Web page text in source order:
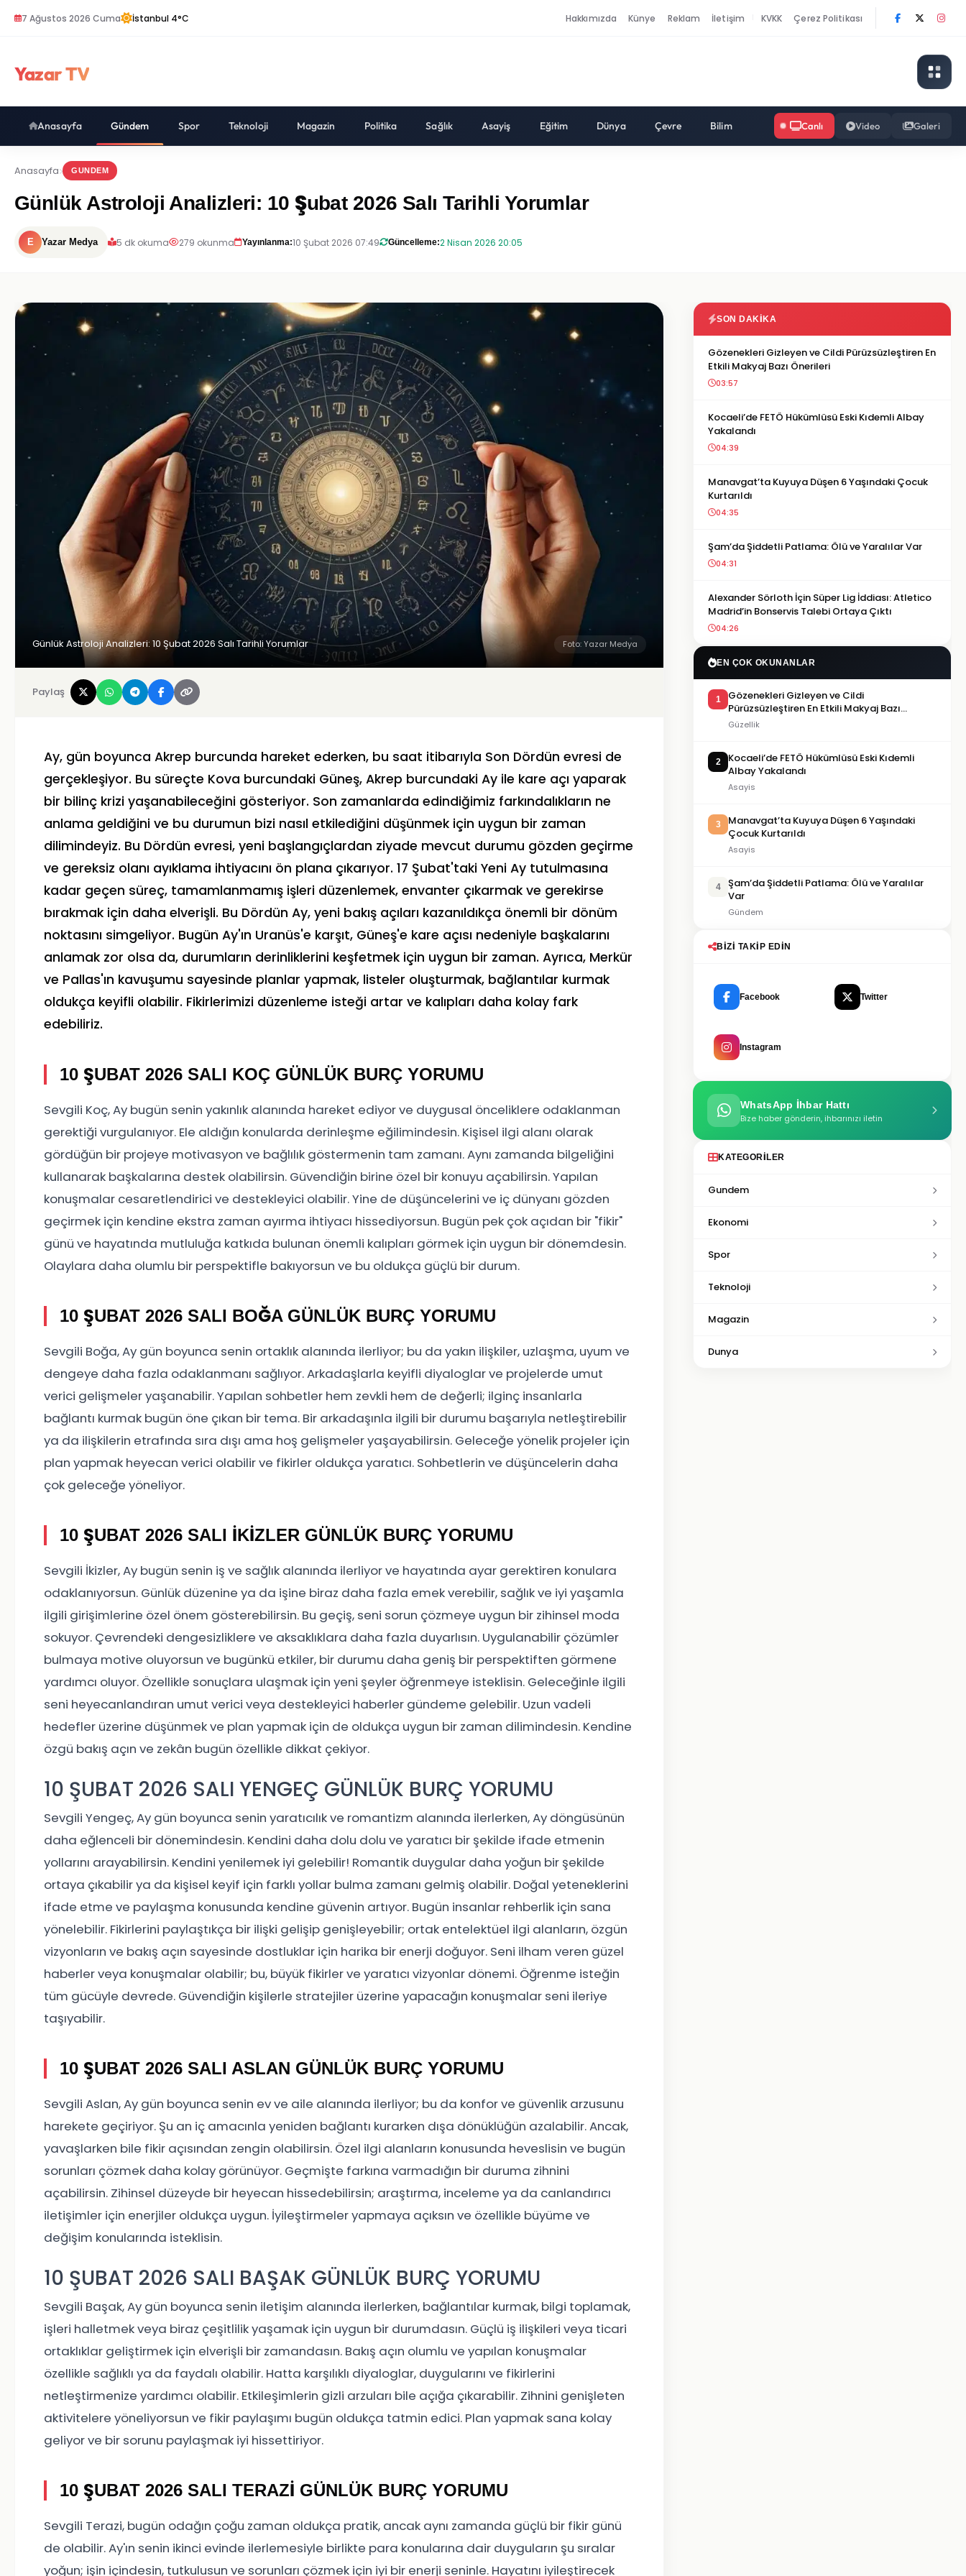
7 Ağustos 2026 Cuma İstanbul 4°C Hakkımızda Künye Reklam İletişim KVKK Çerez Politikası
Yazar TV
Anasayfa Gündem Spor Teknoloji Magazin Politika Sağlık Asayiş Eğitim Dünya Çevre Bilim Canlı Video Galeri
Anasayfa GUNDEM
Günlük Astroloji Analizleri: 10 Şubat 2026 Salı Tarihli Yorumlar
E Yazar Medya 5 dk okuma 279 okunma Yayınlanma:10 Şubat 2026 07:49 Güncelleme:2 Nisan 2026 20:05
Günlük Astroloji Analizleri: 10 Şubat 2026 Salı Tarihli Yorumlar Foto: Yazar Medya
Paylaş
Ay, gün boyunca Akrep burcunda hareket ederken, bu saat itibarıyla Son Dördün evresi de
gerçekleşiyor. Bu süreçte Kova burcundaki Güneş, Akrep burcundaki Ay ile kare açı yaparak
bir bilinç krizi yaşanabileceğini gösteriyor. Son zamanlarda edindiğimiz farkındalıkların ne
anlama geldiğini ve bu durumun bizi nasıl etkilediğini düşünmek için uygun bir zaman
dilimindeyiz. Bu Dördün evresi, yeni başlangıçlardan ziyade mevcut durumu gözden geçirme
ve gereksiz olanı ayıklama ihtiyacını ön plana çıkarıyor. 17 Şubat'taki Yeni Ay tutulmasına
kadar geçen süreç, tamamlanmamış işleri düzenlemek, envanter çıkarmak ve gerekirse
bırakmak için daha elverişli. Bu Dördün Ay, yeni bakış açıları kazanıldıkça önemli bir dönüm
noktasını simgeliyor. Bugün Ay'ın Uranüs'e karşıt, Güneş'e kare açısı nedeniyle başkalarını
anlamak zor olsa da, durumların derinliklerini keşfetmek için uygun bir zaman. Ayrıca, Merkür
ve Pallas'ın kavuşumu sayesinde planlar yapmak, listeler oluşturmak, bağlantılar kurmak
oldukça keyifli olabilir. Fikirlerimizi düzenleme isteği artar ve kalıpları daha kolay fark
edebiliriz.
10 ŞUBAT 2026 SALI KOÇ GÜNLÜK BURÇ YORUMU
Sevgili Koç, Ay bugün senin yakınlık alanında hareket ediyor ve duygusal önceliklere odaklanman
gerektiği vurgulanıyor. Ele aldığın konularda derinleşme eğilimindesin. Kişisel ilgi alanı olarak
gördüğün bir projeye motivasyon ve bağlılık göstermenin tam zamanı. Aynı zamanda bilgeliğini
kullanarak başkalarına destek olabilirsin. Güvendiğin birine özel bir konuyu açabilirsin. Yapılan
konuşmalar cesaretlendirici ve destekleyici olabilir. Yine de düşüncelerini ve iç dünyanı gözden
geçirmek için kendine ekstra zaman ayırma ihtiyacı hissediyorsun. Bugün pek çok açıdan bir "fikir"
günü ve hayatında mutluluğa katkıda bulunan önemli kalıpları görmek için uygun bir dönemdesin.
Olaylara daha olumlu bir perspektifle bakıyorsun ve bu oldukça güçlü bir durum.
10 ŞUBAT 2026 SALI BOĞA GÜNLÜK BURÇ YORUMU
Sevgili Boğa, Ay gün boyunca senin ortaklık alanında ilerliyor; bu da yakın ilişkiler, uzlaşma, uyum ve
dengeye daha fazla odaklanmanı sağlıyor. Arkadaşlarla keyifli diyaloglar ve projelerde umut
verici gelişmeler yaşanabilir. Yapılan sohbetler hem zevkli hem de değerli; ilginç insanlarla
bağlantı kurmak bugün öne çıkan bir tema. Bir arkadaşınla ilgili bir durumu başarıyla netleştirebilir
ya da ilişkilerin etrafında sıra dışı ama hoş gelişmeler yaşayabilirsin. Geleceğe yönelik projeler için
plan yapmak heyecan verici olabilir ve fikirler oldukça yaratıcı. Sohbetlerin ve düşüncelerin daha
çok geleceğe yöneliyor.
10 ŞUBAT 2026 SALI İKİZLER GÜNLÜK BURÇ YORUMU
Sevgili İkizler, Ay bugün senin iş ve sağlık alanında ilerliyor ve hayatında ayar gerektiren konulara
odaklanıyorsun. Günlük düzenine ya da işine biraz daha fazla emek verebilir, sağlık ve iyi yaşamla
ilgili girişimlerine özel önem gösterebilirsin. Bu geçiş, seni sorun çözmeye uygun bir zihinsel moda
sokuyor. Çevrendeki dengesizliklere ve aksaklıklara daha fazla duyarlısın. Uygulanabilir çözümler
bulmaya motive oluyorsun ve bugünkü etkiler, bir durumu daha geniş bir perspektiften görmene
yardımcı oluyor. Özellikle sonuçlara ulaşmak için yeni şeyler öğrenmeye isteklisin. Geleceğinle ilgili
seni heyecanlandıran umut verici veya destekleyici haberler gündeme gelebilir. Uzun vadeli
hedefler üzerine düşünmek ve plan yapmak için de oldukça uygun bir zaman dilimindesin. Kendine
özgü bakış açın ve zekân bugün özellikle dikkat çekiyor.
10 ŞUBAT 2026 SALI YENGEÇ GÜNLÜK BURÇ YORUMU
Sevgili Yengeç, Ay gün boyunca senin yaratıcılık ve romantizm alanında ilerlerken, Ay döngüsünün
daha eğlenceli bir dönemindesin. Kendini daha dolu dolu ve yaratıcı bir şekilde ifade etmenin
yollarını arayabilirsin. Kendini yenilemek iyi gelebilir! Romantik duygular daha yoğun bir şekilde
ortaya çıkabilir ya da kişisel keyif için farklı yollar bulma zamanı gelmiş olabilir. Doğal yeteneklerini
ifade etme ve paylaşma konusunda kendine güvenin artıyor. Bugün insanlar rehberlik için sana
yönelebilir. Fikirlerini paylaştıkça bir ilişki gelişip genişleyebilir; ortak entelektüel ilgi alanların, özgün
vizyonların ve bakış açın sayesinde dostluklar için harika bir enerji doğuyor. Seni ilham veren güzel
haberler veya konuşmalar olabilir; bu, büyük fikirler ve yaratıcı vizyonlar dönemi. Öğrenme isteğin
tüm gücüyle devrede. Güvendiğin kişilerle stratejiler üzerine yapacağın konuşmalar seni ileriye
taşıyabilir.
10 ŞUBAT 2026 SALI ASLAN GÜNLÜK BURÇ YORUMU
Sevgili Aslan, Ay gün boyunca senin ev ve aile alanında ilerliyor; bu da konfor ve güvenlik arzusunu
harekete geçiriyor. Şu an iç amacınla yeniden bağlantı kurarken dışa dönüklüğün azalabilir. Ancak,
yavaşlarken bile fikir açısından zengin olabilirsin. Özel ilgi alanların konusunda heveslisin ve bugün
sorunları çözmek daha kolay görünüyor. Geçmişte farkına varmadığın bir duruma zihnini
açabilirsin. Zihinsel düzeyde bir heyecan hissedebilirsin; araştırma, inceleme ya da canlandırıcı
iletişimler için enerjiler oldukça uygun. İyileştirmeler yapmaya açıksın ve özellikle büyüme ve
değişim konularında isteklisin.
10 ŞUBAT 2026 SALI BAŞAK GÜNLÜK BURÇ YORUMU
Sevgili Başak, Ay gün boyunca senin iletişim alanında ilerlerken, bağlantılar kurmak, bilgi toplamak,
işleri halletmek veya biraz çeşitlilik yaşamak için uygun bir durumdasın. Güçlü iş ilişkileri veya ticari
ortaklıklar geliştirmek için elverişli bir zamandasın. Bakış açın olumlu ve yapılan konuşmalar
özellikle sağlıklı ya da faydalı olabilir. Hatta karşılıklı diyaloglar, duygularını ve fikirlerini
netleştirmenize yardımcı olabilir. Etkileşimlerin gizli arzuları bile açığa çıkarabilir. Zihnini genişleten
aktivitelere yöneliyorsun ve fikir paylaşımı bugün oldukça tatmin edici. Plan yapmak sana kolay
geliyor ve bir sorunu paylaşmak iyi hissettiriyor.
10 ŞUBAT 2026 SALI TERAZİ GÜNLÜK BURÇ YORUMU
Sevgili Terazi, bugün odağın çoğu zaman oldukça pratik, ancak aynı zamanda güçlü bir fikir günü
de olabilir. Ay'ın senin ikinci evinde ilerlemesiyle birlikte para konularına dair duyguların şu sıralar
yoğun; işin içindesin, tutkulusun ve sorunları çözmek için iyi bir enerji seninle. Hayatını iyileştirecek
SON DAKIKA
Gözenekleri Gizleyen ve Cildi Pürüzsüzleştiren En
Etkili Makyaj Bazı Önerileri
03:57
Kocaeli’de FETÖ Hükümlüsü Eski Kıdemli Albay
Yakalandı
04:39
Manavgat’ta Kuyuya Düşen 6 Yaşındaki Çocuk
Kurtarıldı
04:35
Şam’da Şiddetli Patlama: Ölü ve Yaralılar Var
04:31
Alexander Sörloth İçin Süper Lig İddiası: Atletico
Madrid’in Bonservis Talebi Ortaya Çıktı
04:26
EN ÇOK OKUNANLAR
1
Gözenekleri Gizleyen ve Cildi
Pürüzsüzleştiren En Etkili Makyaj Bazı
Önerileri
Güzellik
2
Kocaeli’de FETÖ Hükümlüsü Eski Kıdemli
Albay Yakalandı
Asayis
3
Manavgat’ta Kuyuya Düşen 6 Yaşındaki
Çocuk Kurtarıldı
Asayis
4
Şam’da Şiddetli Patlama: Ölü ve Yaralılar
Var
Gündem
BIZI TAKIP EDIN
Facebook Twitter
Instagram
WhatsApp İhbar Hattı
Bize haber gönderin, ihbarınızı iletin
KATEGORILER
Gundem
Ekonomi
Spor
Teknoloji
Magazin
Dunya